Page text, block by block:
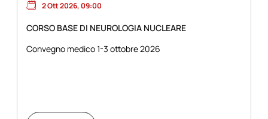
2 Ott 2026, 09:00
CORSO BASE DI NEUROLOGIA NUCLEARE
Convegno medico 1-3 ottobre 2026